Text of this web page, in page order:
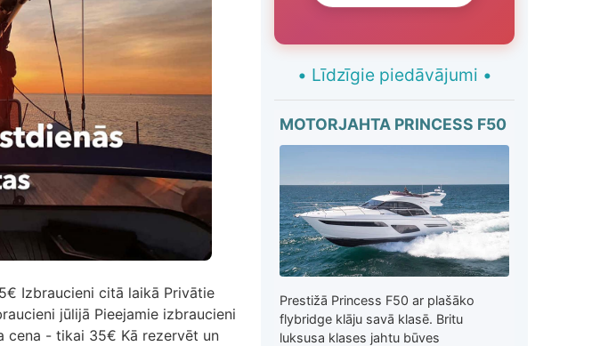
Izbraucieni citā laikā Privātie
jūlijā Pieejamie izbraucieni
cena - tikai 35€ Kā rezervēt un
• Līdzīgie piedāvājumi •
MOTORJAHTA PRINCESS F50
Prestižā Princess F50 ar plašāko
flybridge klāju savā klasē. Britu
luksusa klases jahtu būves